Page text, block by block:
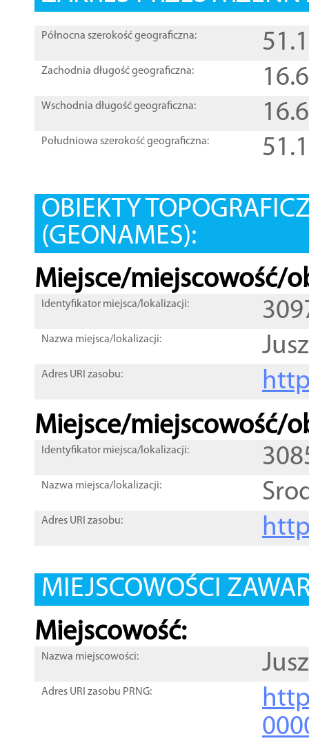
Północna szerokość geograficzna:
Zachodnia długość geograficzna:
Wschodnia długość geograficzna:
Południowa szerokość geograficzna:
OBIEKTY
(GEONAMES):
Miejsce/miejscowość/
Identyfikator miejsca/lokalizacji:
Nazwa miejsca/lokalizacji:
Adres URI zasobu:
Miejsce/miejscowość/
Identyfikator miejsca/lokalizacji:
Nazwa miejsca/lokalizacji:
Adres URI zasobu:
MIEJSCOWOŚCI
Miejscowość:
Nazwa miejscowości:
Adres URI zasobu PRNG: